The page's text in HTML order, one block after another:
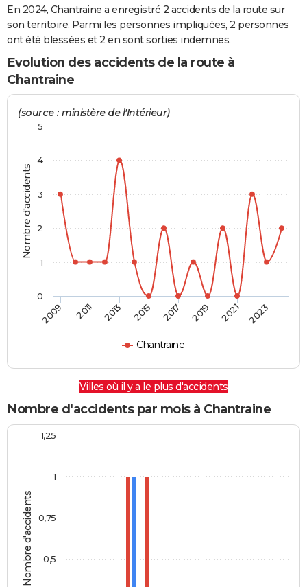
Destinations
City break
Voyage nature
Voyage de noces
Forum
Climat
+
GUIDES D'ACHAT
BONS PLANS
Carte de Noël
Carte Bonne année
Carte Saint-Valentin
Carte Pâques
Carte d'anniversaire
DICTIONNAIRE
PROGRAMME TV
COPAINS D'AVANT
S'inscrire
Se connecter
Lycées
Collèges
Primaires
Universités
Entreprises
Service militaire
Avis de recherche
AVIS DE DÉCÈS
FORUM
Bricolage
Culture
Television
Voyage
En 2024, Chantraine a enregistré 2 accidents de la route sur
son territoire. Parmi les personnes impliquées, 2 personnes
ont été blessées et 2 en sont sorties indemnes.
Evolution des accidents de la route à
Chantraine
Nombre d'accidents
(source : ministère de l'Intérieur)
Chantraine
2009 2011 2013 2015 2017 2019 2021 2023
0
1
2
3
4
5
Villes où il y a le plus d'accidents
Nombre d'accidents par mois à Chantraine
Nombre d'accidents
1
0,5
0,75
1,25